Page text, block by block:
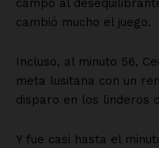
campo al
cambió mucho el juego.
Incluso, al minuto 56,
meta lusitana con un
disparo en los linderos
Y fue casi hasta el